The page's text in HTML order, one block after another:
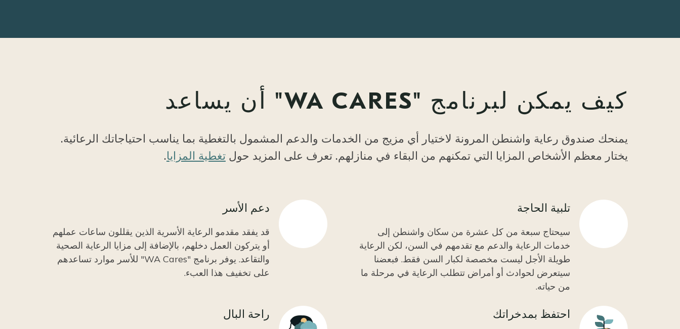
كيف يمكن لبرنامج "WA CARES" أن يساعد
يمنحك صندوق رعاية واشنطن المرونة لاختيار أي مزيج من الخدمات والدعم المشمول بالتغطية بما يناسب احتياجاتك الرعائية.
يختار معظم الأشخاص المزايا التي تمكنهم من البقاء في منازلهم. تعرف على المزيد حول تغطية المزايا.
تلبية الحاجة
سيحتاج سبعة من كل عشرة من سكان واشنطن إلى
خدمات الرعاية والدعم مع تقدمهم في السن، لكن الرعاية
طويلة الأجل ليست مخصصة لكبار السن فقط. فبعضنا
سيتعرض لحوادث أو أمراض تتطلب الرعاية في مرحلة ما
من حياته.
دعم الأسر
قد يفقد مقدمو الرعاية الأسرية الذين يقللون ساعات عملهم
أو يتركون العمل دخلهم، بالإضافة إلى مزايا الرعاية الصحية
والتقاعد. يوفر برنامج "WA Cares" للأسر موارد تساعدهم
على تخفيف هذا العبء.
Icon احتفظ بمدخراتك Icon راحة البال